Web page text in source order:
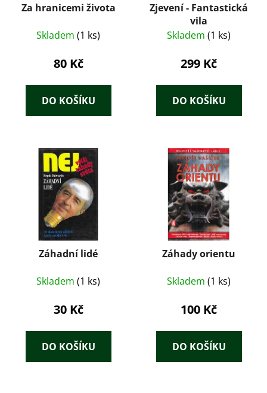
Za hranicemi života
Skladem (1 ks)
80 Kč
DO KOŠÍKU
Zjevení - Fantastická
vila
Skladem (1 ks)
299 Kč
DO KOŠÍKU
Záhadní lidé
Skladem (1 ks)
30 Kč
DO KOŠÍKU
Záhady orientu
Skladem (1 ks)
100 Kč
DO KOŠÍKU